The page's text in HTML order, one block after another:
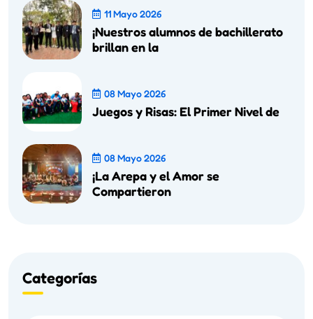
11 Mayo 2026
¡Nuestros alumnos de bachillerato
brillan en la
08 Mayo 2026
Juegos y Risas: El Primer Nivel de
08 Mayo 2026
¡La Arepa y el Amor se
Compartieron
Categorías